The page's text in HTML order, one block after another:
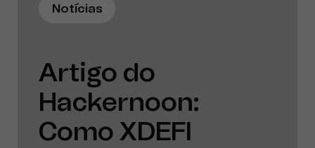
Notícias
Artigo do
Hackernoon:
Como XDEFI